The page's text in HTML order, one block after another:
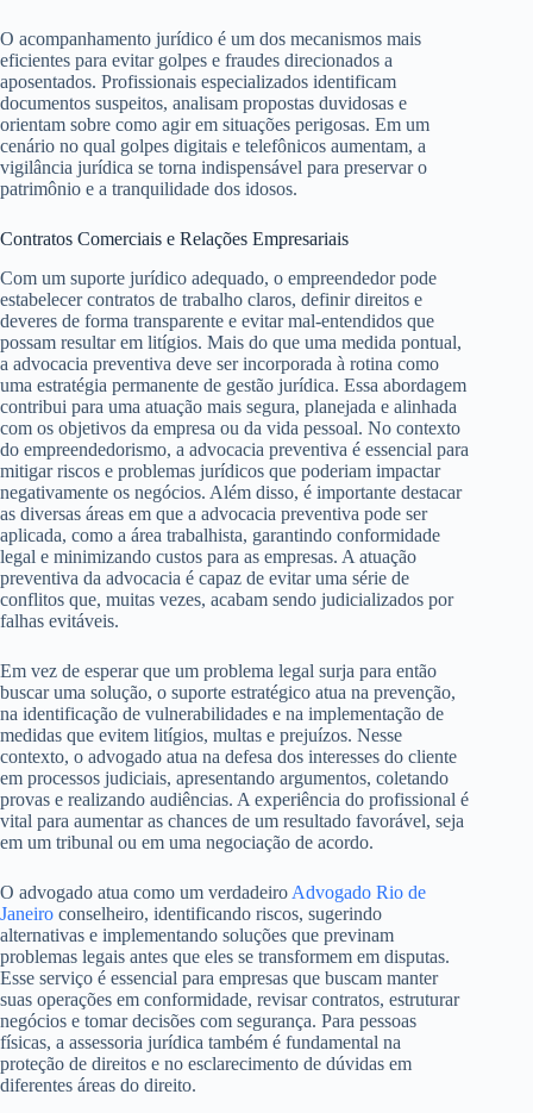
O acompanhamento jurídico é um dos mecanismos mais
eficientes para evitar golpes e fraudes direcionados a
aposentados. Profissionais especializados identificam
documentos suspeitos, analisam propostas duvidosas e
orientam sobre como agir em situações perigosas. Em um
cenário no qual golpes digitais e telefônicos aumentam, a
vigilância jurídica se torna indispensável para preservar o
patrimônio e a tranquilidade dos idosos.
Contratos Comerciais e Relações Empresariais
Com um suporte jurídico adequado, o empreendedor pode
estabelecer contratos de trabalho claros, definir direitos e
deveres de forma transparente e evitar mal-entendidos que
possam resultar em litígios. Mais do que uma medida pontual,
a advocacia preventiva deve ser incorporada à rotina como
uma estratégia permanente de gestão jurídica. Essa abordagem
contribui para uma atuação mais segura, planejada e alinhada
com os objetivos da empresa ou da vida pessoal. No contexto
do empreendedorismo, a advocacia preventiva é essencial para
mitigar riscos e problemas jurídicos que poderiam impactar
negativamente os negócios. Além disso, é importante destacar
as diversas áreas em que a advocacia preventiva pode ser
aplicada, como a área trabalhista, garantindo conformidade
legal e minimizando custos para as empresas. A atuação
preventiva da advocacia é capaz de evitar uma série de
conflitos que, muitas vezes, acabam sendo judicializados por
falhas evitáveis.
Em vez de esperar que um problema legal surja para então
buscar uma solução, o suporte estratégico atua na prevenção,
na identificação de vulnerabilidades e na implementação de
medidas que evitem litígios, multas e prejuízos. Nesse
contexto, o advogado atua na defesa dos interesses do cliente
em processos judiciais, apresentando argumentos, coletando
provas e realizando audiências. A experiência do profissional é
vital para aumentar as chances de um resultado favorável, seja
em um tribunal ou em uma negociação de acordo.
O advogado atua como um verdadeiro Advogado Rio de
Janeiro conselheiro, identificando riscos, sugerindo
alternativas e implementando soluções que previnam
problemas legais antes que eles se transformem em disputas.
Esse serviço é essencial para empresas que buscam manter
suas operações em conformidade, revisar contratos, estruturar
negócios e tomar decisões com segurança. Para pessoas
físicas, a assessoria jurídica também é fundamental na
proteção de direitos e no esclarecimento de dúvidas em
diferentes áreas do direito.